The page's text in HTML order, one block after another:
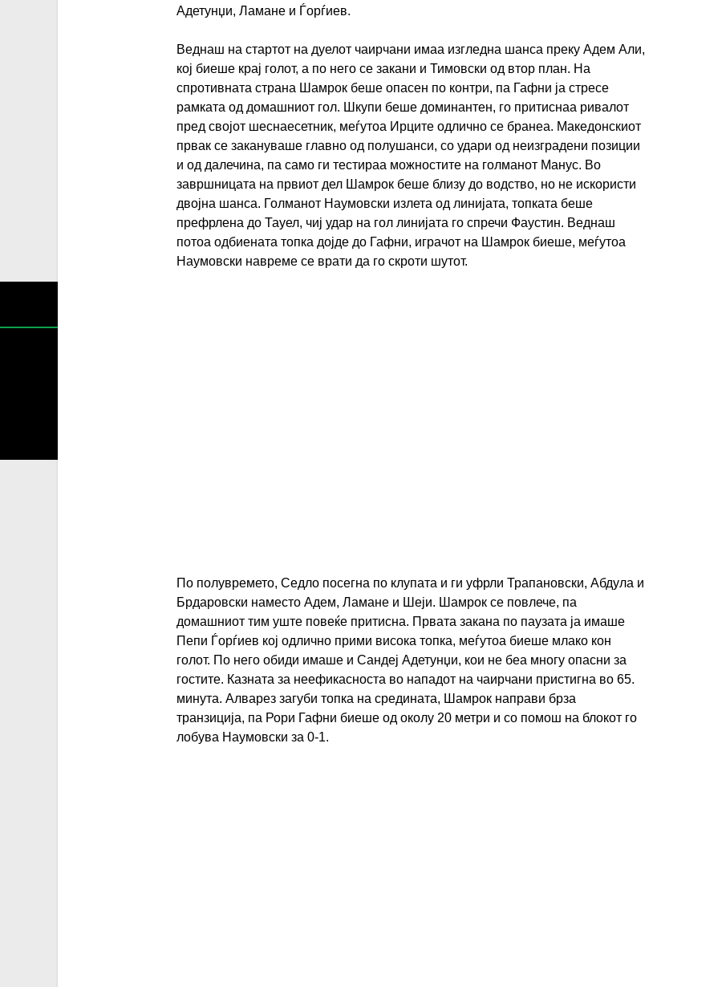
Адетунџи, Ламане и Ѓорѓиев.
Веднаш на стартот на дуелот чаирчани имаа изгледна шанса преку Адем Али,
кој биеше крај голот, а по него се закани и Тимовски од втор план. На
спротивната страна Шамрок беше опасен по контри, па Гафни ја стресе
рамката од домашниот гол. Шкупи беше доминантен, го притиснаа ривалот
пред својот шеснаесетник, меѓутоа Ирците одлично се бранеа. Македонскиот
првак се закануваше главно од полушанси, со удари од неизградени позиции
и од далечина, па само ги тестираа можностите на голманот Манус. Во
завршницата на првиот дел Шамрок беше близу до водство, но не искористи
двојна шанса. Голманот Наумовски излета од линијата, топката беше
префрлена до Тауел, чиј удар на гол линијата го спречи Фаустин. Веднаш
потоа одбиената топка дојде до Гафни, играчот на Шамрок биеше, меѓутоа
Наумовски навреме се врати да го скроти шутот.
По полувремето, Седло посегна по клупата и ги уфрли Трапановски, Абдула и
Брдаровски наместо Адем, Ламане и Шеји. Шамрок се повлече, па
домашниот тим уште повеќе притисна. Првата закана по паузата ја имаше
Пепи Ѓорѓиев кој одлично прими висока топка, меѓутоа биеше млако кон
голот. По него обиди имаше и Сандеј Адетунџи, кои не беа многу опасни за
гостите. Казната за неефикасноста во нападот на чаирчани пристигна во 65.
минута. Алварез загуби топка на средината, Шамрок направи брза
транзиција, па Рори Гафни биеше од околу 20 метри и со помош на блокот го
лобува Наумовски за 0-1.
За секоја форма на распространување, репродукција или комерцијална употреба на текстови, фотографии или податоци од